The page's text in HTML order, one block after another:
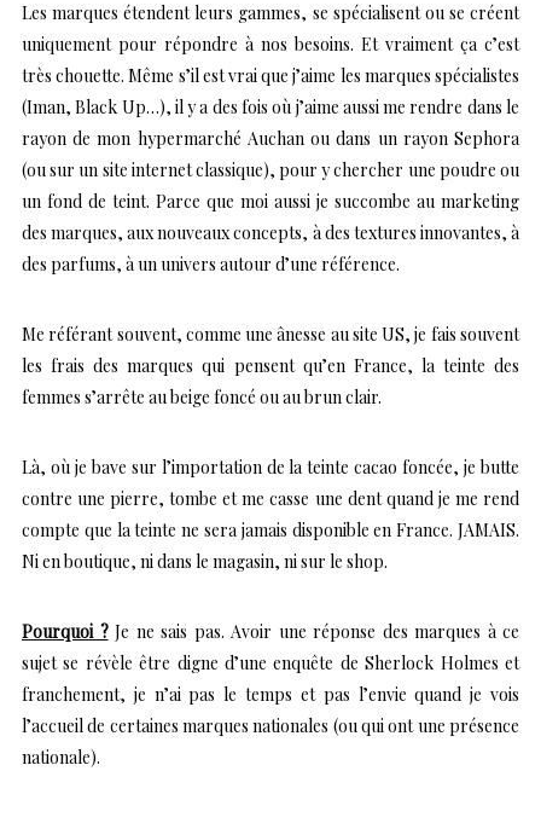
Les marques étendent leurs gammes, se spécialisent ou se créent
uniquement pour répondre à nos besoins. Et vraiment ça c’est
très chouette. Même s’il est vrai que j’aime les marques spécialistes
(Iman, Black Up…), il y a des fois où j’aime aussi me rendre dans le
rayon de mon hypermarché Auchan ou dans un rayon Sephora
(ou sur un site internet classique), pour y chercher une poudre ou
un fond de teint. Parce que moi aussi je succombe au marketing
des marques, aux nouveaux concepts, à des textures innovantes, à
des parfums, à un univers autour d’une référence.
Me référant souvent, comme une ânesse au site US, je fais souvent
les frais des marques qui pensent qu’en France, la teinte des
femmes s’arrête au beige foncé ou au brun clair.
Là, où je bave sur l’importation de la teinte cacao foncée, je butte
contre une pierre, tombe et me casse une dent quand je me rend
compte que la teinte ne sera jamais disponible en France. JAMAIS.
Ni en boutique, ni dans le magasin, ni sur le shop.
Pourquoi ?Je ne sais pas. Avoir une réponse des marques à ce
sujet se révèle être digne d’une enquête de Sherlock Holmes et
franchement, je n’ai pas le temps et pas l’envie quand je vois
l’accueil de certaines marques nationales (ou qui ont une présence
nationale).